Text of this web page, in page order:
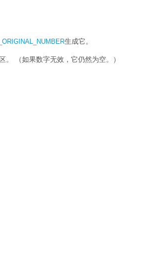
生成它。
。 （如果数字无效，它仍然为空。）